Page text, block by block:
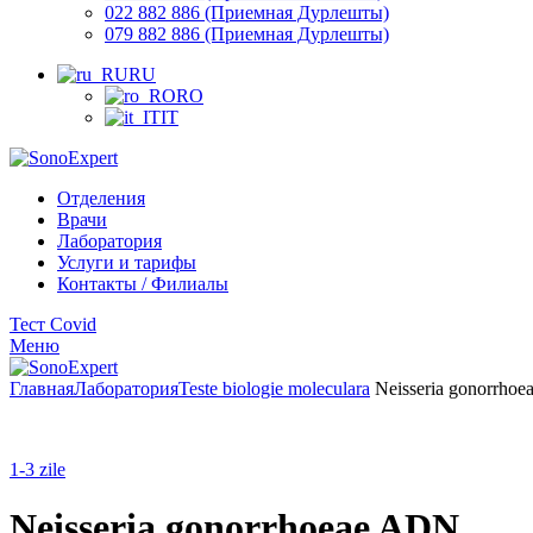
022 882 886 (Приемная Дурлешты)
079 882 886 (Приемная Дурлешты)
RU
RO
IT
Отделения
Врачи
Лаборатория
Услуги и тарифы
Контакты / Филиалы
Тест Covid
Меню
ГлавнаяЛабораторияTeste biologie moleculara Neisseria
1-3 zile